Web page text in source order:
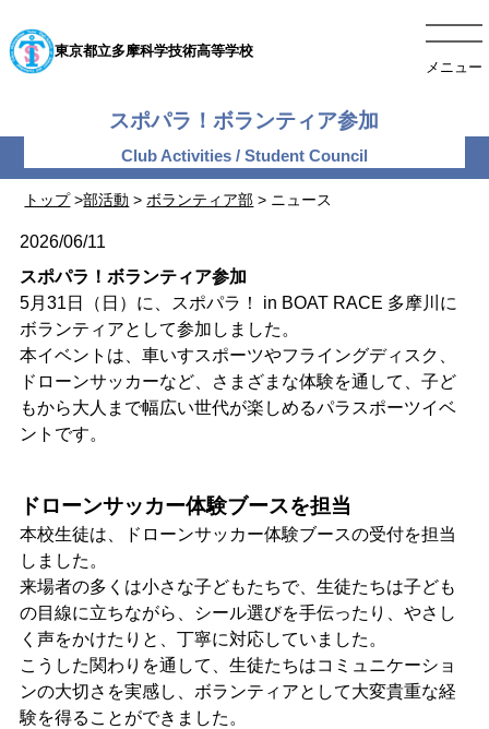
東京都立多摩科学技術高等学校
メニュー
トップ>部活動 >ボランティア部 > ニュース
スポパラ！ボランティア参加
2026/06/11
スポパラ！ボランティア参加
5月31日（日）に、スポパラ！ in BOAT RACE 多摩川に
ボランティアとして参加しました。
本イベントは、車いすスポーツやフライングディスク、
ドローンサッカーなど、さまざまな体験を通して、子ど
もから大人まで幅広い世代が楽しめるパラスポーツイベ
ントです。
ドローンサッカー体験ブースを担当
本校生徒は、ドローンサッカー体験ブースの受付を担当
しました。
来場者の多くは小さな子どもたちで、生徒たちは子ども
の目線に立ちながら、シール選びを手伝ったり、やさし
く声をかけたりと、丁寧に対応していました。
こうした関わりを通して、生徒たちはコミュニケーショ
ンの大切さを実感し、ボランティアとして大変貴重な経
験を得ることができました。